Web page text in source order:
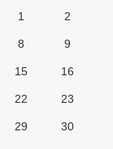
1
2
8 9
15 16
22 23
29 30